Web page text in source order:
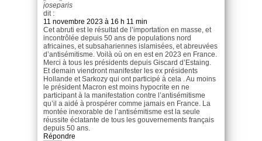
joseparis
dit :
11 novembre 2023 à 16 h 11 min
Cet abruti est le résultat de l’importation en masse, et
incontrôlée depuis 50 ans de populations nord
africaines, et subsahariennes islamisées, et abreuvées
d’antisémitisme. Voilà où on en est en 2023 en France.
Merci à tous les présidents depuis Giscard d’Estaing.
Et demain viendront manifester les ex présidents
Hollande et Sarkozy qui ont participé à cela . Au moins
le président Macron est moins hypocrite en ne
participant à la manifestation contre l’antisémitisme
qu’il a aidé à prospérer comme jamais en France. La
montée inexorable de l’antisémitisme est la seule
réussite éclatante de tous les gouvernements français
depuis 50 ans.
Répondre